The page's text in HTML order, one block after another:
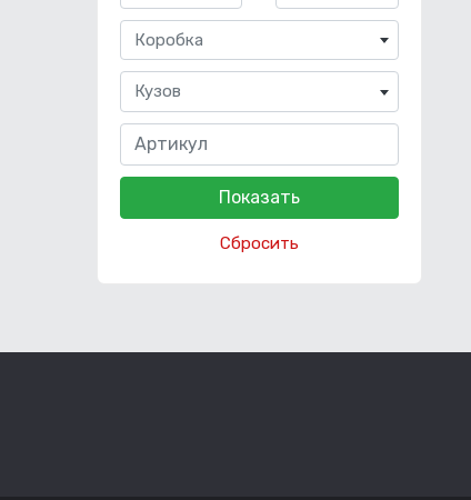
Коробка
Кузов
Сбросить